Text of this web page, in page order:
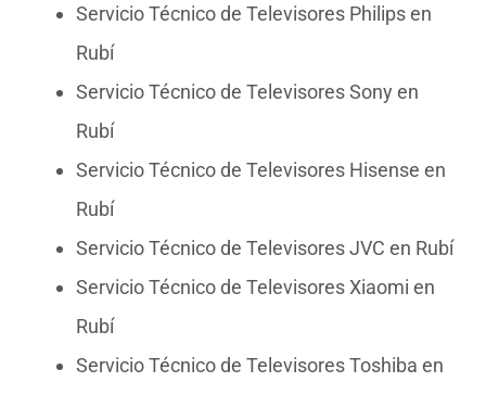
Servicio Técnico de Televisores Philips en
Rubí
Servicio Técnico de Televisores Sony en
Rubí
Servicio Técnico de Televisores Hisense en
Rubí
Servicio Técnico de Televisores JVC en Rubí
Servicio Técnico de Televisores Xiaomi en
Rubí
Servicio Técnico de Televisores Toshiba en